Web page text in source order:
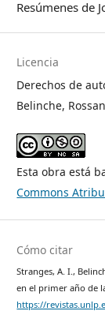
Resúmenes de
Licencia
Derechos de
Belinche,
Esta obra está
Commons
Cómo citar
Stranges, A. I.,
en el primer año de
https://